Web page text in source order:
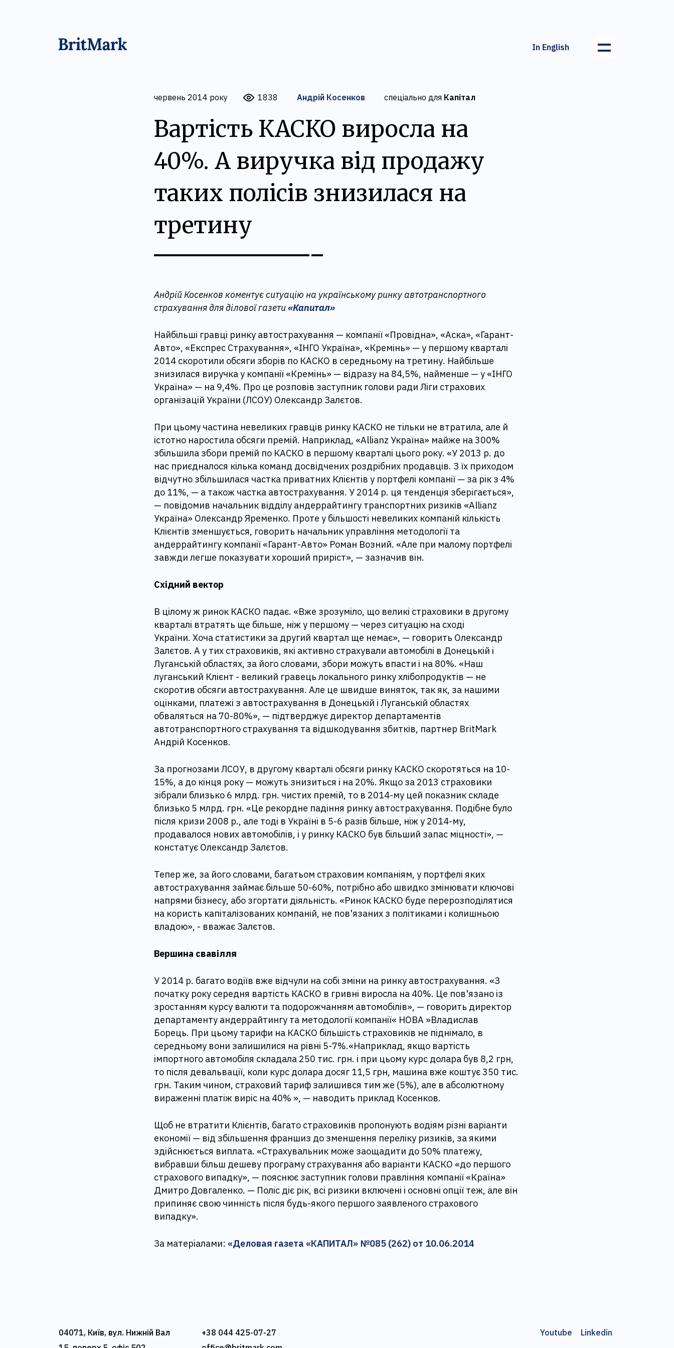
In English
червень 2014 року 1838 Андрій Косенков спеціально для Капітал
Вартість КАСКО виросла на
40%. А виручка від продажу
таких полісів знизилася на
третину
Андрій Косенков коментує ситуацію на українському ринку автотранспортного
страхування для ділової газети«Капитал»
Найбільші гравці ринку автострахування — компанії «Провідна», «Аска», «Гарант-
Авто», «Експрес Страхування», «ІНГО Україна», «Кремінь» — у першому кварталі
2014 скоротили обсяги зборів по КАСКО в середньому на третину. Найбільше
знизилася виручка у компанії «Кремінь» — відразу на 84,5%, найменше — у «ІНГО
Україна» — на 9,4%. Про це розповів заступник голови ради Ліги страхових
організацій України (ЛСОУ) Олександр Залєтов.
При цьому частина невеликих гравців ринку КАСКО не тільки не втратила, але й
істотно наростила обсяги премій. Наприклад, «Allianz Україна» майже на 300%
збільшила збори премій по КАСКО в першому кварталі цього року. «У 2013 р. до
нас приєдналося кілька команд досвідчених роздрібних продавців. З їх приходом
відчутно збільшилася частка приватних Клієнтів у портфелі компанії — за рік з 4%
до 11%, — а також частка автострахування. У 2014 р. ця тенденція зберігається»,
— повідомив начальник відділу андеррайтингу транспортних ризиків «Allianz
Україна» Олександр Яременко. Проте у більшості невеликих компаній кількість
Клієнтів зменшується, говорить начальник управління методології та
андеррайтингу компанії «Гарант-Авто» Роман Возний. «Але при малому портфелі
завжди легше показувати хороший приріст», — зазначив він.
Східний вектор
В цілому ж ринок КАСКО падає. «Вже зрозуміло, що великі страховики в другому
кварталі втратять ще більше, ніж у першому — через ситуацію на сході
України. Хоча статистики за другий квартал ще немає», — говорить Олександр
Залєтов. А у тих страховиків, які активно страхували автомобілі в Донецькій і
Луганській областях, за його словами, збори можуть впасти і на 80%. «Наш
луганський Клієнт - великий гравець локального ринку хлібопродуктів — не
скоротив обсяги автострахування. Але це швидше виняток, так як, за нашими
оцінками, платежі з автострахування в Донецькій і Луганській областях
обваляться на 70-80%», — підтверджує директор департаментів
автотранспортного страхування та відшкодування збитків, партнер BritMark
Андрій Косенков.
За прогнозами ЛСОУ, в другому кварталі обсяги ринку КАСКО скоротяться на 10-
15%, а до кінця року — можуть знизиться і на 20%. Якщо за 2013 страховики
зібрали близько 6 млрд. грн. чистих премій, то в 2014-му цей показник складе
близько 5 млрд. грн. «Це рекордне падіння ринку автострахування. Подібне було
після кризи 2008 р., але тоді в Україні в 5-6 разів більше, ніж у 2014-му,
продавалося нових автомобілів, і у ринку КАСКО був більший запас міцності», —
констатує Олександр Залєтов.
Тепер же, за його словами, багатьом страховим компаніям, у портфелі яких
автострахування займає більше 50-60%, потрібно або швидко змінювати ключові
напрями бізнесу, або згортати діяльність. «Ринок КАСКО буде перерозподілятися
на користь капіталізованих компаній, не пов'язаних з політиками і колишньою
владою», - вважає Залєтов.
Вершина свавілля
У 2014 р. багато водіїв вже відчули на собі зміни на ринку автострахування. «З
початку року середня вартість КАСКО в гривні виросла на 40%. Це пов'язано із
зростанням курсу валюти та подорожчанням автомобілів», — говорить директор
департаменту андеррайтингу та методології компанії« НОВА »Владислав
Борець. При цьому тарифи на КАСКО більшість страховиків не піднімало, в
середньому вони залишилися на рівні 5-7%.«Наприклад, якщо вартість
імпортного автомобіля складала 250 тис. грн. і при цьому курс долара був 8,2 грн,
то після девальвації, коли курс долара досяг 11,5 грн, машина вже коштує 350 тис.
грн. Таким чином, страховий тариф залишився тим же (5%), але в абсолютному
вираженні платіж виріс на 40% », — наводить приклад Косенков.
Щоб не втратити Клієнтів, багато страховиків пропонують водіям різні варіанти
економії — від збільшення франшиз до зменшення переліку ризиків, за якими
здійснюється виплата. «Страхувальник може заощадити до 50% платежу,
вибравши більш дешеву програму страхування або варіанти КАСКО «до першого
страхового випадку», — пояснює заступник голови правління компанії «Країна»
Дмитро Довгаленко. — Поліс діє рік, всі ризики включені і основні опції теж, але він
припиняє свою чинність після будь-якого першого заявленого страхового
випадку».
За матеріалами: «Деловая газета «КАПИТАЛ» №085 (262) от 10.06.2014
04071, Київ, вул. Нижній Вал
+38 044 425-07-27
Youtube Linkedin